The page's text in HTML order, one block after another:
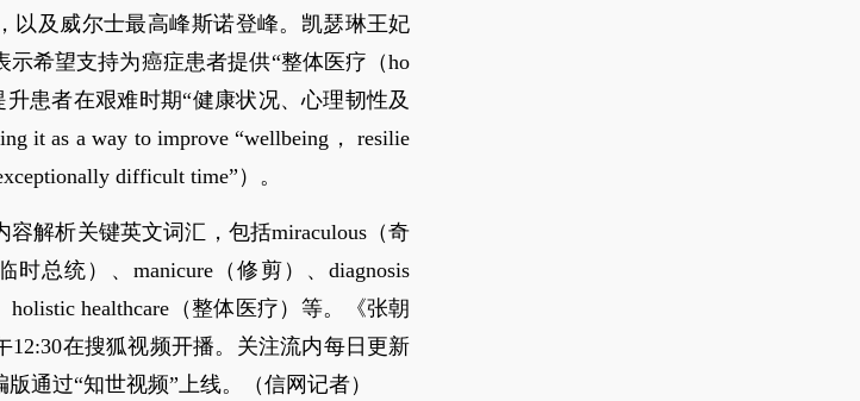
以及威尔士最高峰斯诺登峰。凯瑟琳王妃
希望支持为癌症患者提供“整体医疗（ho
升患者在艰难时期“健康状况、心理韧性及
it as a way to improve “wellbeing， resilie
difficult time”）。
解析关键英文词汇，包括miraculous（奇
时总统）、manicure（修剪）、diagnosis
holistic healthcare（整体医疗）等。《张朝
12:30在搜狐视频开播。关注流内每日更新
通过“知世视频”上线。（信网记者）